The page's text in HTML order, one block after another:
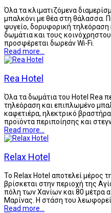
Όλα τα κλιματιζόμενα
μπαλκόνι με θέα στη θάλασσα.
ψυγείο, δορυφορική τηλεόραση
δωμάτια και τους
προσφέρεται δωρεάν Wi-Fi.
Read more...
Rea Hotel
Όλα τα δωμάτια του Hotel Rea
τηλεόραση και επιπλωμένο
καφετιέρα, ηλεκτρικό
προϊόντα περιποίησης και
Read more...
Relax Hotel
Το Relax Hotel αποτελεί μέρος
βρίσκεται στην περιοχή της
πόλη των Χανίων και 80 μέτρα
Μαρίνας. Η στάση του
Read more...